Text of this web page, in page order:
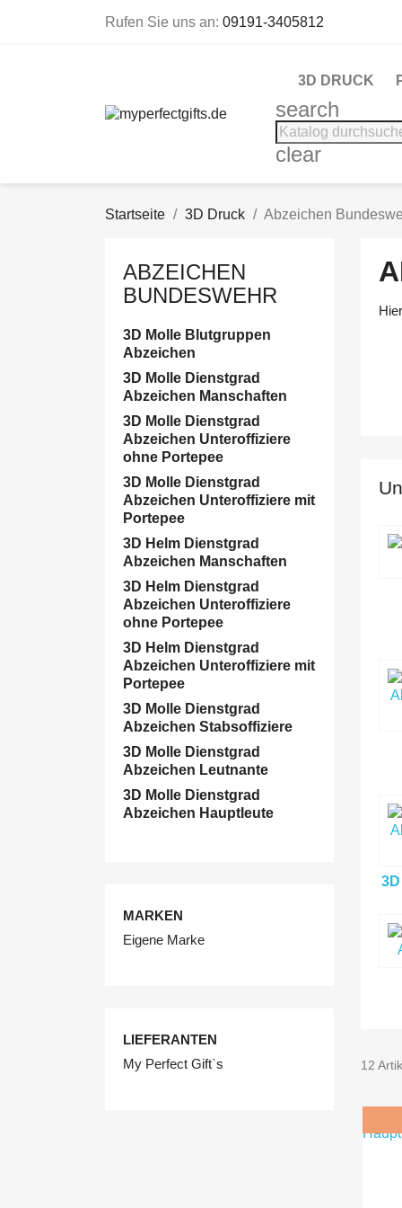
Rufen Sie uns an: 09191-3405812
3D DRUCK
search
clear
Startseite 3D Druck Abzeichen
ABZEICHEN
BUNDESWEHR
3D Molle Blutgruppen
Abzeichen
3D Molle Dienstgrad
Abzeichen Manschaften
3D Molle Dienstgrad
Abzeichen Unteroffiziere
ohne Portepee
3D Molle Dienstgrad
Abzeichen Unteroffiziere mit
Portepee
3D Helm Dienstgrad
Abzeichen Manschaften
3D Helm Dienstgrad
Abzeichen Unteroffiziere
ohne Portepee
3D Helm Dienstgrad
Abzeichen Unteroffiziere mit
Portepee
3D Molle Dienstgrad
Abzeichen Stabsoffiziere
3D Molle Dienstgrad
Abzeichen Leutnante
3D Molle Dienstgrad
Abzeichen Hauptleute
MARKEN
Eigene Marke
LIEFERANTEN
My Perfect Gift`s
12